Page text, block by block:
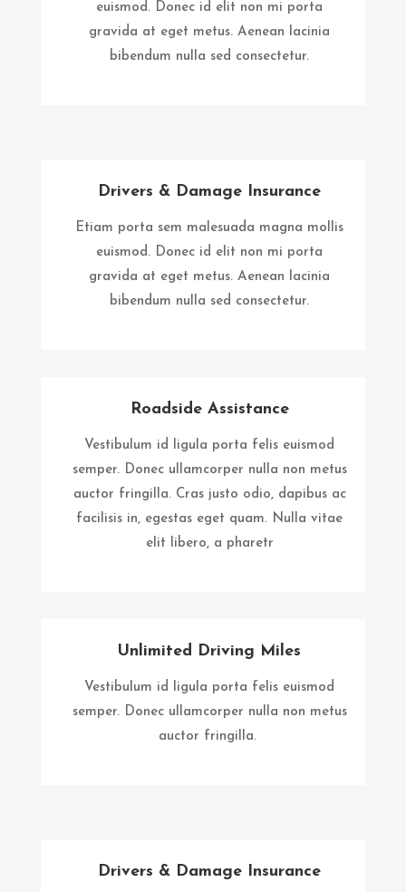
euismod. Donec id elit non mi porta
gravida at eget metus. Aenean lacinia
bibendum nulla sed consectetur.
Drivers & Damage Insurance
Etiam porta sem malesuada magna mollis
euismod. Donec id elit non mi porta
gravida at eget metus. Aenean lacinia
bibendum nulla sed consectetur.
Roadside Assistance
Vestibulum id ligula porta felis euismod
semper. Donec ullamcorper nulla non metus
auctor fringilla. Cras justo odio, dapibus ac
facilisis in, egestas eget quam. Nulla vitae
elit libero, a pharetr
Unlimited Driving Miles
Vestibulum id ligula porta felis euismod
semper. Donec ullamcorper nulla non metus
auctor fringilla.
Drivers & Damage Insurance